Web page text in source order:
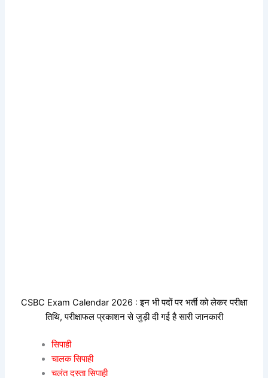
CSBC Exam Calendar 2026 : इन भी पदों पर भर्ती को लेकर परीक्षा
तिथि, परीक्षाफल प्रकाशन से जुड़ी दी गई है सारी जानकारी
सिपाही
चालक सिपाही
चलंत दस्ता सिपाही